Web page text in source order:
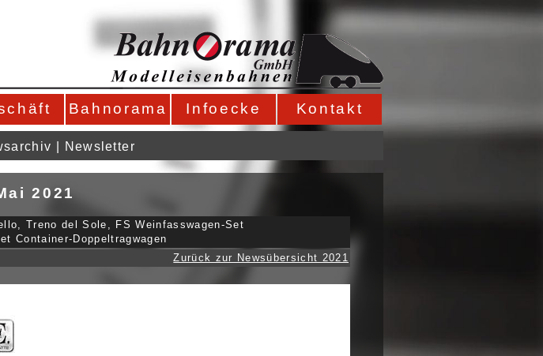
Bahnorama Infoecke Kontakt
Newsletter
2021
Treno del Sole, FS Weinfasswagen-Set
Container-Doppeltragwagen
Zurück zur Newsübersicht 2021